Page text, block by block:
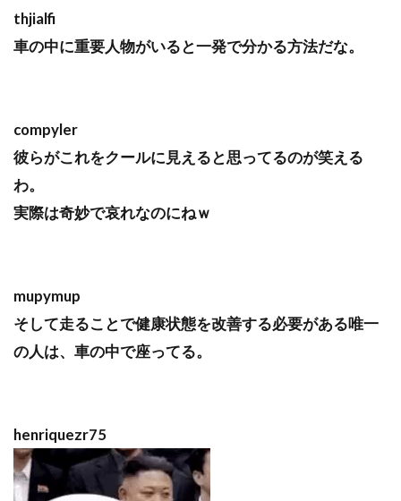
thjialfi
車の中に重要人物がいると一発で分かる方法だな。
compyler
彼らがこれをクールに見えると思ってるのが笑える
わ。
実際は奇妙で哀れなのにねｗ
mupymup
そして走ることで健康状態を改善する必要がある唯一
の人は、車の中で座ってる。
henriquezr75